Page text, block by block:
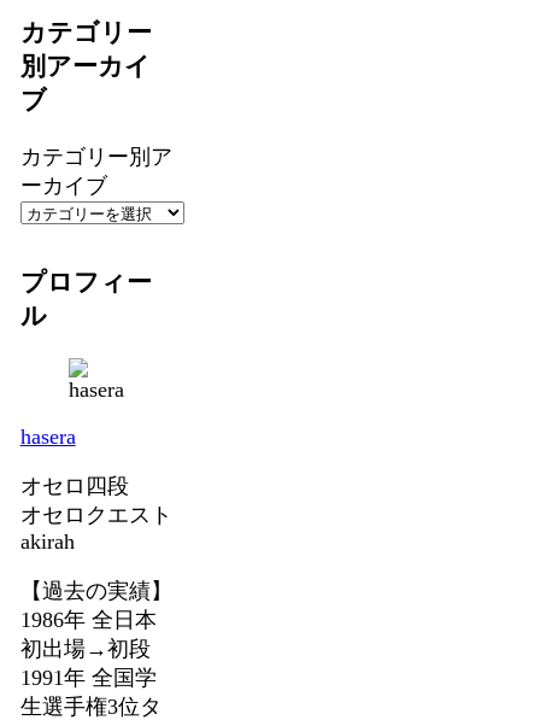
カテゴリー
別アーカイ
ブ
カテゴリー別ア
ーカイブ
プロフィー
ル
hasera
オセロ四段
オセロクエスト
akirah
【過去の実績】
1986年 全日本
初出場→初段
1991年 全国学
生選手権3位タ